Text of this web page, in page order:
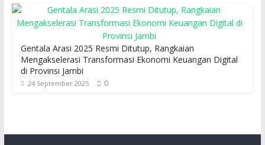
Gentala Arasi 2025 Resmi Ditutup, Rangkaian
Mengakselerasi Transformasi Ekonomi Keuangan Digital
di Provinsi Jambi
24 September 2025 0